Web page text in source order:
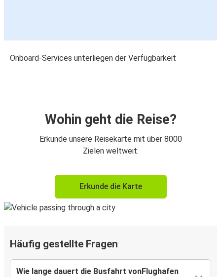
Onboard-Services unterliegen der Verfügbarkeit
Wohin geht die Reise?
Erkunde unsere Reisekarte mit über 8000
Zielen weltweit.
Erkunde die Karte
Häufig gestellte Fragen
Wie lange dauert die Busfahrt vonFlughafen